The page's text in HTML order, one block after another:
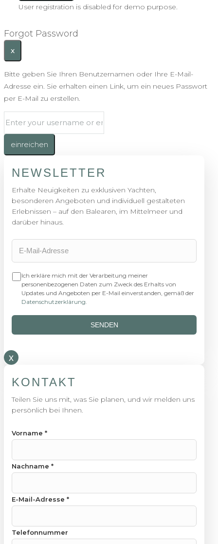
User registration is disabled for demo purpose.
Forgot Password
x
Bitte geben Sie Ihren Benutzernamen oder Ihre E-Mail-
Adresse ein. Sie erhalten einen Link, um ein neues Passwort
per E-Mail zu erstellen.
einreichen
NEWSLETTER
Erhalte Neuigkeiten zu exklusiven Yachten,
besonderen Angeboten und individuell gestalteten
Erlebnissen – auf den Balearen, im Mittelmeer und
darüber hinaus.
Ich erkläre mich mit der Verarbeitung meiner
personenbezogenen Daten zum Zweck des Erhalts von
Updates und Angeboten per E-Mail einverstanden, gemäß der
Datenschutzerklärung
SENDEN
x
KONTAKT
Teilen Sie uns mit, was Sie planen, und wir melden uns
persönlich bei Ihnen.
Vorname *
Nachname *
E-Mail-Adresse *
Telefonnummer